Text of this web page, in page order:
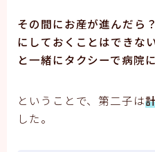
その間にお産が進んだら
にしておくことはできな
と一緒にタクシーで病院
ということで、第二子は
した。